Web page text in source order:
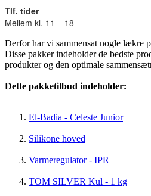
Tlf. tider
Mellem kl. 11 – 18
Derfor har vi sammensat nogle lækre
Disse pakker indeholder de bedste
produkter og den optimale
Dette pakketilbud indeholder:
El-Badia - Celeste Junior
Silikone hoved
Varmeregulator - IPR
TOM SILVER Kul - 1 kg